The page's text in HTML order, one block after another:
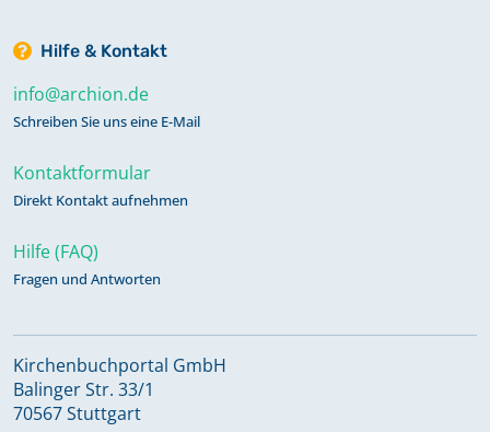
Hilfe & Kontakt
info@archion.de
Schreiben Sie uns eine E-Mail
Kontaktformular
Direkt Kontakt aufnehmen
Hilfe (FAQ)
Fragen und Antworten
Kirchenbuchportal GmbH
Balinger Str. 33/1
70567 Stuttgart